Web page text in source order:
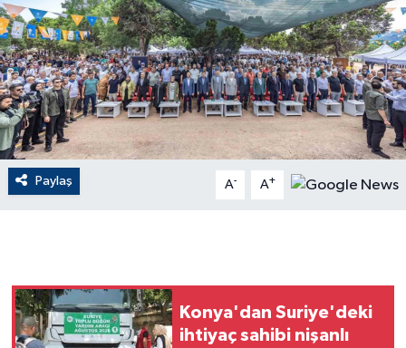
Paylaş A- A+
Konya'dan Suriye'deki
ihtiyaç sahibi nişanlı
EĞİTİM
EKONOMİ
English News
Finans
Flaş Haber
GENEL
GÜNDEM